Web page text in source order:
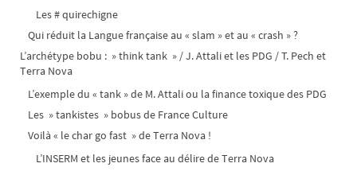
Les # quirechigne
Qui réduit la Langue française au « slam » et au « crash » ?
L’archétype bobu : » think tank » / J. Attali et les PDG / T. Pech et
Terra Nova
L’exemple du « tank » de M. Attali ou la finance toxique des PDG
Les » tankistes » bobus de France Culture
Voilà « le char go fast » de Terra Nova !
L’INSERM et les jeunes face au délire de Terra Nova